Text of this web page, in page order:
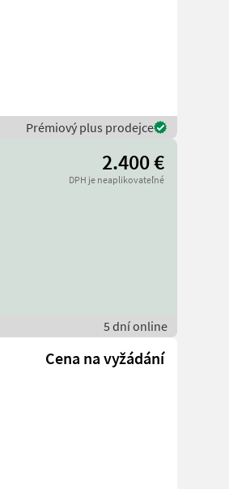
Prémiový plus prodejce
2.400 €
DPH je neaplikovateľné
5 dní online
Cena na vyžádání